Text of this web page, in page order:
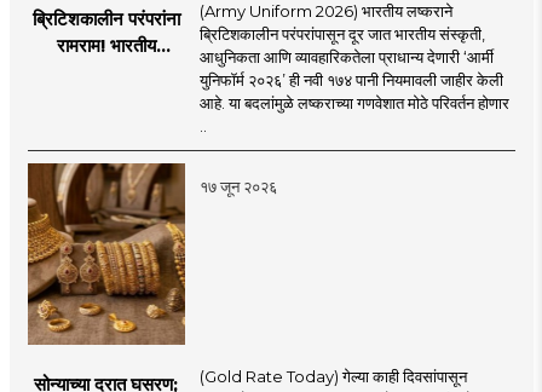
ब्रिटिशकालीन परंपरांना
रामराम! भारतीय
(Army Uniform 2026) भारतीय लष्कराने
ब्रिटिशकालीन परंपरांपासून दूर जात भारतीय संस्कृती,
आधुनिकता आणि व्यावहारिकतेला प्राधान्य देणारी ‘आर्मी
युनिफॉर्म २०२६’ ही नवी १७४ पानी नियमावली जाहीर केली
आहे. या बदलांमुळे लष्कराच्या गणवेशात मोठे परिवर्तन होणार
१७ जून २०२६
सोन्याच्या दरात घसरण;
(Gold Rate Today) गेल्या काही दिवसांपासून